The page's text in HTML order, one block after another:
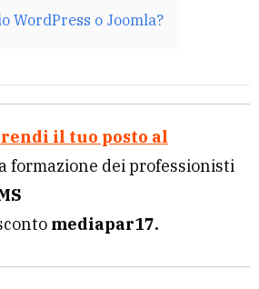
WordPress o Joomla?
il tuo posto al
formazione dei professionisti
mediapar17.